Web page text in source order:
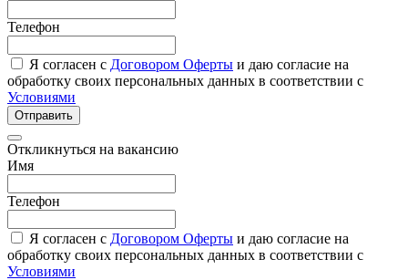
Телефон
Я согласен с Договором Оферты и даю согласие на
обработку своих персональных данных в соответствии с
Условиями
Отправить
Откликнуться на вакансию
Имя
Телефон
Я согласен с Договором Оферты и даю согласие на
обработку своих персональных данных в соответствии с
Условиями